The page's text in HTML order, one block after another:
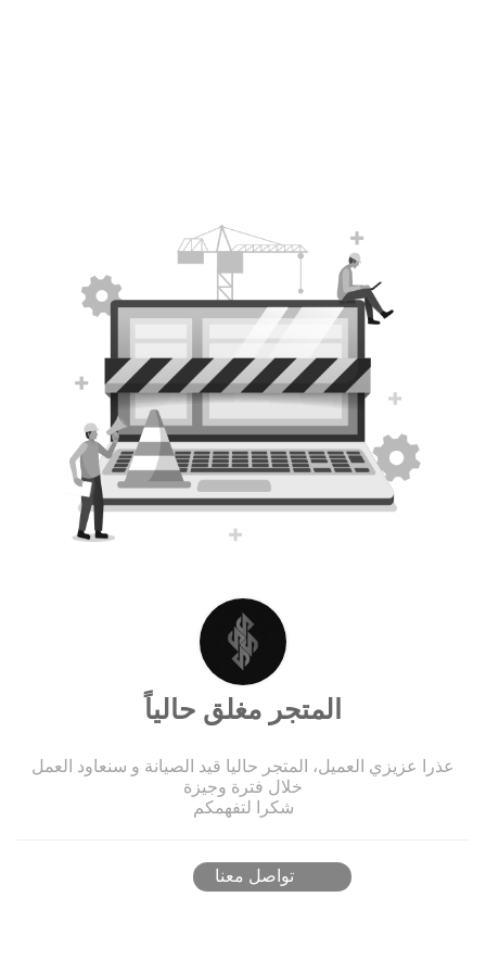
المتجر مغلق حالياً
عذرا عزيزي العميل، المتجر حاليا قيد الصيانة و سنعاود العمل
خلال فترة وجيزة
شكرا لتفهمكم
تواصل معنا